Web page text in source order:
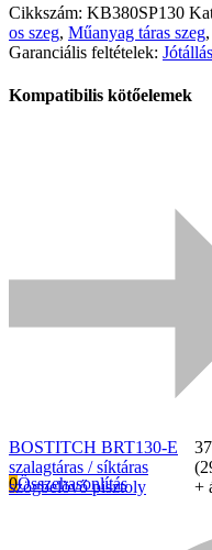
Signode
0Összehasonlítás
Cikkszám: KB380SP130
os szeg, Műanyag táras szeg,
Garanciális feltételek: Jótállás
Kompatibilis kötőelemek
BOSTITCH BRT130-E
szalagtáras / síktáras
szögbelövő pisztoly
(
+